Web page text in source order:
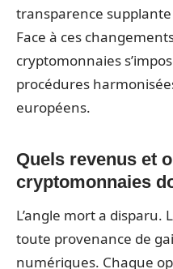
transparence
Face à ces
cryptomonnaies
procédures
européens.
Quels revenus et
cryptomonnaies
L’angle mort a disparu.
toute provenance de
numériques. Chaque